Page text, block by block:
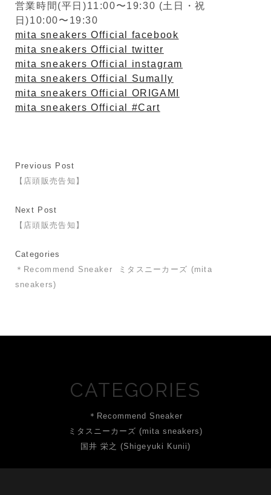
営業時間(平日)11:00〜19:30 (土日・祝
日)10:00〜19:30
mita sneakers Official facebook
mita sneakers Official twitter
mita sneakers Official instagram
mita sneakers Official Sumally
mita sneakers Official ORIGAMI
mita sneakers Official #Cart
Previous Post
【店頭販売告知】
Next Post
【店頭販売告知】
Categories
＊Recommend Sneaker
ミタスニーカーズ (mita
sneakers)
CATEGORIES
＊Recommend Sneaker
ミタスニーカーズ (mita sneakers)
国井 栄之 (Shigeyuki Kunii)